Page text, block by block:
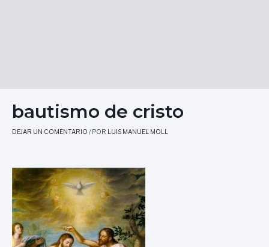
bautismo de cristo
DEJAR UN COMENTARIO / POR LUIS MANUEL MOLL